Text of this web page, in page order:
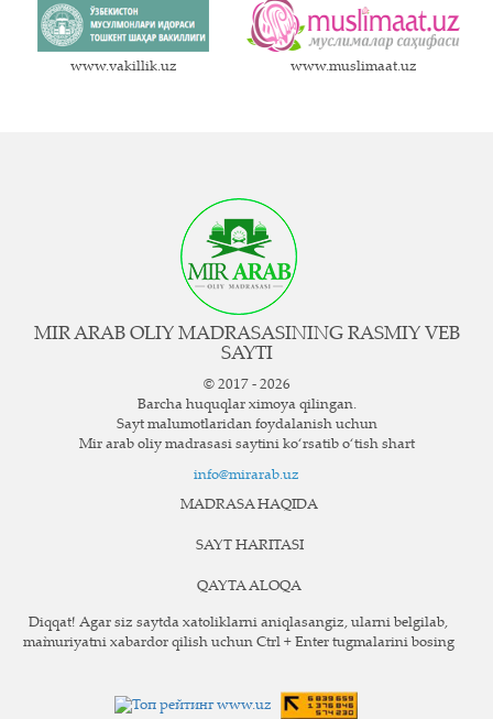
www.vakillik.uz www.muslimaat.uz
MIR ARAB OLIY MADRASASINING RASMIY VEB
SAYTI
© 2017 - 2026
Barcha huquqlar ximoya qilingan.
Sayt ma`lumotlaridan foydalanish uchun
Mir arab oliy madrasasi saytini ko‘rsatib o‘tish shart
info@mirarab.uz
MADRASA HAQIDA
SAYT HARITASI
QAYTA ALOQA
Diqqat! Agar siz saytda xatoliklarni aniqlasangiz, ularni belgilab,
ma`muriyatni xabardor qilish uchun Ctrl + Enter tugmalarini bosing